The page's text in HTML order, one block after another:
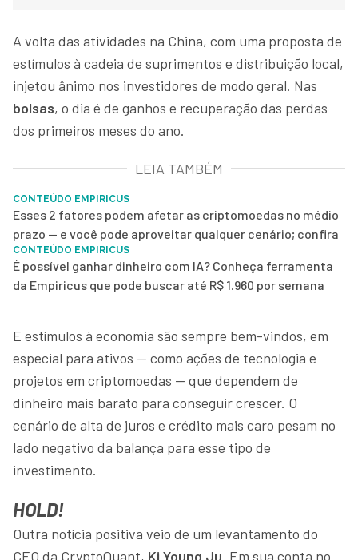
A volta das atividades na China, com uma proposta de
estímulos à cadeia de suprimentos e distribuição local,
injetou ânimo nos investidores de modo geral. Nas
bolsas, o dia é de ganhos e recuperação das perdas
dos primeiros meses do ano.
LEIA TAMBÉM
CONTEÚDO EMPIRICUS
Esses 2 fatores podem afetar as criptomoedas no médio
prazo — e você pode aproveitar qualquer cenário; confira
CONTEÚDO EMPIRICUS
É possível ganhar dinheiro com IA? Conheça ferramenta
da Empiricus que pode buscar até R$ 1.960 por semana
E estímulos à economia são sempre bem-vindos, em
especial para ativos — como ações de tecnologia e
projetos em criptomoedas — que dependem de
dinheiro mais barato para conseguir crescer. O
cenário de alta de juros e crédito mais caro pesam no
lado negativo da balança para esse tipo de
investimento.
HOLD!
Outra notícia positiva veio de um levantamento do
CEO da CryptoQuant, Ki Young Ju. Em sua conta no